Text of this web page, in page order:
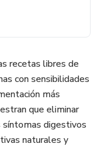
recetas libres de
con sensibilidades
más
que eliminar
digestivos
naturales y